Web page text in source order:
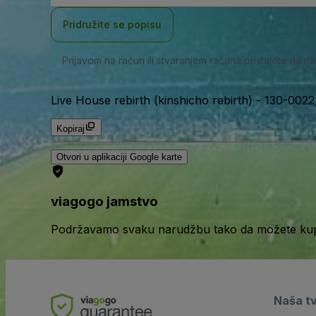
Pridružite se popisu
Prijavom na račun ili stvaranjem računa pristajete na
Live House rebirth (kinshicho rebirth) - 130-
Kopiraj
Otvori u aplikaciji Google karte
viagogo jamstvo
Podržavamo svaku narudžbu tako da možete
Naša